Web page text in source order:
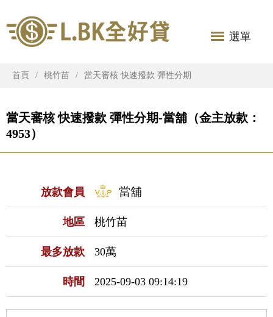
選單
首頁 桃竹苗 當天審核 快速撥款 彈性分期
當天審核 快速撥款 彈性分期-當舖（金主放款：
4953）
放款會員 當舖
地區 桃竹苗
最多放款 30萬
時間 2025-09-03 09:14:19